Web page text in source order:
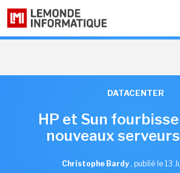
DATACENTER
HP et Sun
nouveaux
Christophe Bardy , publié le 13